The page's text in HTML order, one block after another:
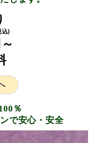
込)
％
で安心・安全